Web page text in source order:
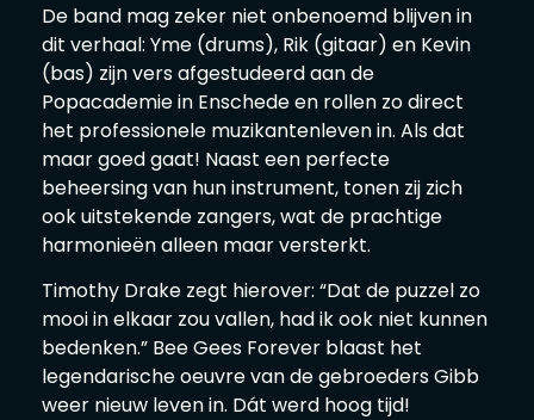
De band mag zeker niet onbenoemd blijven in
dit verhaal: Yme (drums), Rik (gitaar) en Kevin
(bas) zijn vers afgestudeerd aan de
Popacademie in Enschede en rollen zo direct
het professionele muzikantenleven in. Als dat
maar goed gaat! Naast een perfecte
beheersing van hun instrument, tonen zij zich
ook uitstekende zangers, wat de prachtige
harmonieën alleen maar versterkt.
Timothy Drake zegt hierover: “Dat de puzzel zo
mooi in elkaar zou vallen, had ik ook niet kunnen
bedenken.” Bee Gees Forever blaast het
legendarische oeuvre van de gebroeders Gibb
weer nieuw leven in. Dát werd hoog tijd!